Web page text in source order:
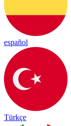
español
Türkçe